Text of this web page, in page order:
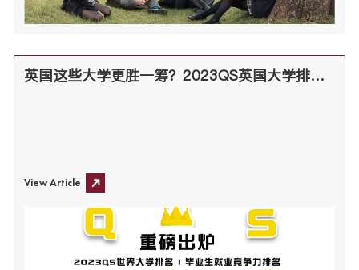
英国这些大学更胜一筹？2023QS英国大学排名分析来了，这些内容你一定要知道！
View Article